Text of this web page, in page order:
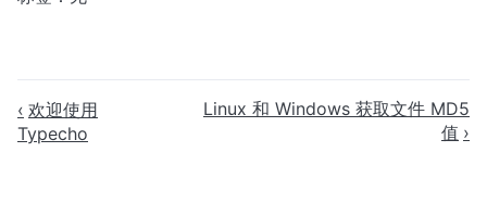
欢迎使用
Typecho
Linux 和 Windows 获取文件 MD5
值